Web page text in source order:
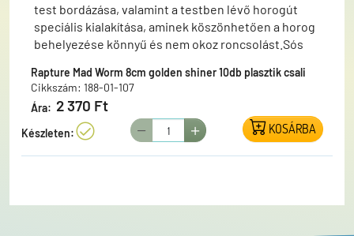
test bordázása, valamint a testben lévő horogút
speciális kialakítása, aminek köszönhetően a horog
behelyezése könnyű és nem okoz roncsolást.Sós
Texas rig, Carolina rig).Mindazoknak bátran
ajánlhatjuk, akik egy kiemelkedő, lágy gumicsalit
keresnek elképesztő akcióval.
Rapture Mad Worm 8cm golden shiner 10db plasztik csali
Cikkszám: 188-01-107
Ára: 2 370 Ft
Készleten: KOSÁRBA